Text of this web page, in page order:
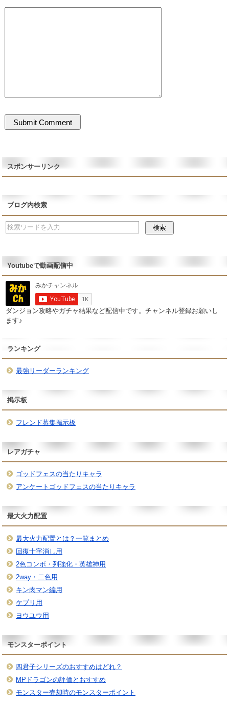
スポンサーリンク
ブログ内検索
Youtubeで動画配信中
ダンジョン攻略やガチャ結果など配信中です。チャンネル登録お願いし
ます♪
ランキング
最強リーダーランキング
掲示板
フレンド募集掲示板
レアガチャ
ゴッドフェスの当たりキャラ
アンケートゴッドフェスの当たりキャラ
最大火力配置
最大火力配置とは？一覧まとめ
回復十字消し用
2色コンボ・列強化・英雄神用
2way・二色用
キン肉マン編用
ケプリ用
ヨウユウ用
モンスターポイント
四君子シリーズのおすすめはどれ？
MPドラゴンの評価とおすすめ
モンスター売却時のモンスターポイント